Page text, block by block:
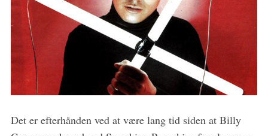
Det er efterhånden ved at være lang tid siden at Billy
a
c